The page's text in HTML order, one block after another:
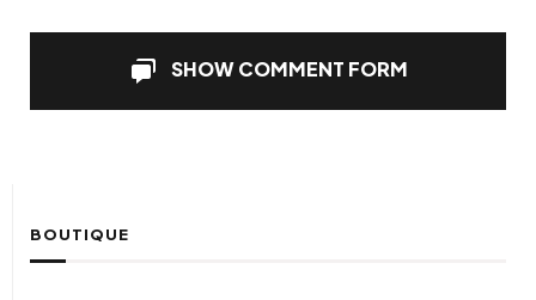
SHOW COMMENT FORM
BOUTIQUE